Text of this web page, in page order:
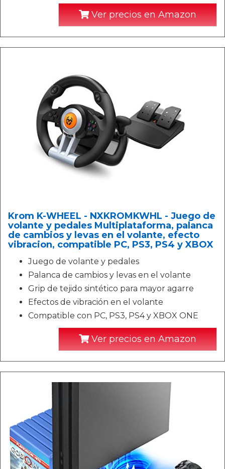
Ver precios en Amazon
Krom K-WHEEL - NXKROMKWHL - Juego de
volante y pedales Multiplataforma, palanca
de cambios y levas en el volante, efecto
vibracion, compatible PC, PS3, PS4 y XBOX
Juego de volante y pedales
Palanca de cambios y levas en el volante
Grip de tejido sintético para mayor agarre
Efectos de vibración en el volante
Compatible con PC, PS3, PS4 y XBOX ONE
Ver precios en Amazon